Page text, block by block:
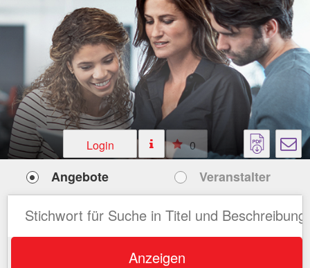
Login 0
Angebote Veranstalter
Anzeigen